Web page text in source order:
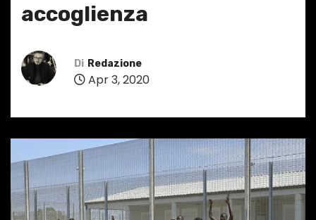
accoglienza
Di Redazione
Apr 3, 2020